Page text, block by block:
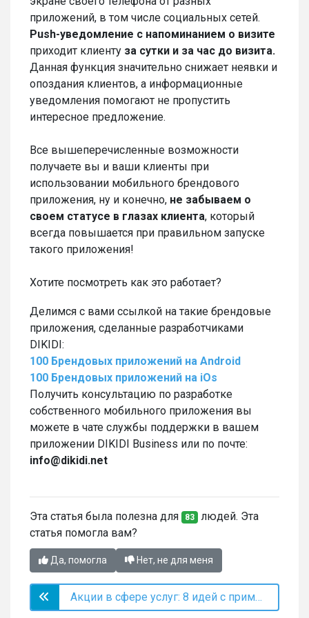
приложений, в том числе социальных сетей.
Push-уведомление с напоминанием о визите
приходит клиенту за сутки и за час до визита.
Данная функция значительно снижает неявки и
опоздания клиентов, а информационные
уведомления помогают не пропустить
интересное предложение.
Все вышеперечисленные возможности
получаете вы и ваши клиенты при
использовании мобильного брендового
приложения, ну и конечно, не забываем о
своем статусе в глазах клиента, который
всегда повышается при правильном запуске
такого приложения!
Хотите посмотреть как это работает?
Делимся с вами ссылкой на такие брендовые
приложения, сделанные разработчиками
DIKIDI:
100 Брендовых приложений на Android
100 Брендовых приложений на iOs
Получить консультацию по разработке
собственного мобильного приложения вы
можете в чате службы поддержки в вашем
приложении DIKIDI Business или по почте:
info@dikidi.net
Эта статья была полезна для 83 людей. Эта
статья помогла вам?
Да, помогла Нет, не для меня
Акции в сфере услуг: 8 идей с примерами